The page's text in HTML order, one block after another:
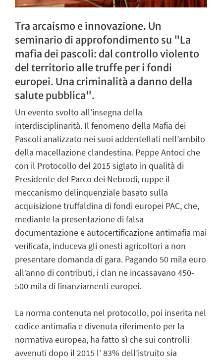
Tra arcaismo e innovazione. Un
seminario di approfondimento su "La
mafia dei pascoli: dal controllo violento
del territorio alle truffe per i fondi
europei. Una criminalità a danno della
salute pubblica".
Un evento svolto all’insegna della
interdisciplinarità. Il fenomeno della Mafia dei
Pascoli analizzato nei suoi addentellati nell’ambito
della macellazione clandestina. Peppe Antoci che
con il Protocollo del 2015 siglato in qualità di
Presidente del Parco dei Nebrodi, ruppe il
meccanismo delinquenziale basato sulla
acquisizione truffaldina di fondi europei PAC, che,
mediante la presentazione di falsa
documentazione e autocertificazione antimafia mai
verificata, induceva gli onesti agricoltori a non
presentare domanda di gara. Pagando 50 mila euro
all’anno di contributi, i clan ne incassavano 450-
500 mila di finanziamenti europei.
La norma contenuta nel protocollo, poi inserita nel
codice antimafia e divenuta riferimento per la
normativa europea, ha fatto sì che sui controlli
avvenuti dopo il 2015 l’ 83% dell’istruito sia